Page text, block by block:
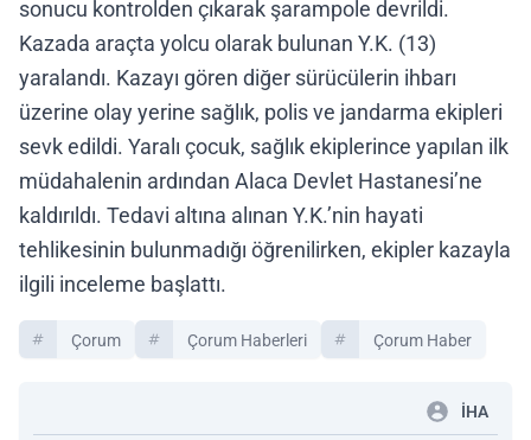
sonucu kontrolden çıkarak şarampole devrildi.
Kazada araçta yolcu olarak bulunan Y.K. (13)
yaralandı. Kazayı gören diğer sürücülerin ihbarı
üzerine olay yerine sağlık, polis ve jandarma ekipleri
sevk edildi. Yaralı çocuk, sağlık ekiplerince yapılan ilk
müdahalenin ardından Alaca Devlet Hastanesi’ne
kaldırıldı. Tedavi altına alınan Y.K.’nin hayati
tehlikesinin bulunmadığı öğrenilirken, ekipler kazayla
ilgili inceleme başlattı.
Çorum Çorum Haberleri Çorum Haber
İHA